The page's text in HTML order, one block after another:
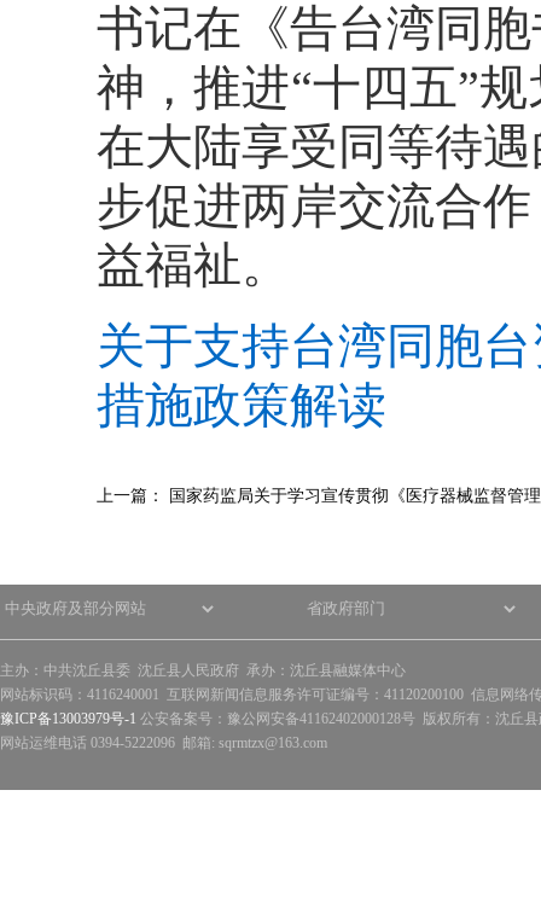
书记在《告台湾同
神，推进“十四五”
在大陆享受同等待
步促进两岸交流合
益福祉。
关于支持台湾同胞
措施政策解读
上一篇： 国家药监局关于学习宣传贯彻《医疗器械监督管
主办：中共沈丘县委 沈丘县人民政府 承办：沈丘县融媒体中心
网站标识码：4116240001 互联网新闻信息服务许可证编号：41120200100 信息网络
豫ICP备13003979号-1 公安备案号：豫公网安备41162402000128号 版权所有：沈丘
网站运维电话 0394-5222096 邮箱: sqrmtzx@163.com